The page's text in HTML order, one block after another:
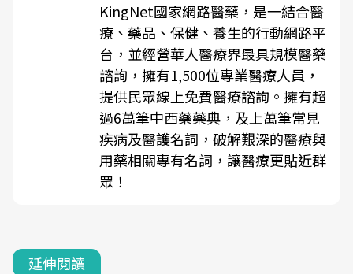
KingNet國家網路醫藥，是一結合醫
療、藥品、保健、養生的行動網路平
台，並經營華人醫療界最具規模醫藥
諮詢，擁有1,500位專業醫療人員，
提供民眾線上免費醫療諮詢。擁有超
過6萬筆中西藥藥典，及上萬筆常見
疾病及醫護名詞，破解艱深的醫療與
用藥相關專有名詞，讓醫療更貼近群
眾！
延伸閱讀